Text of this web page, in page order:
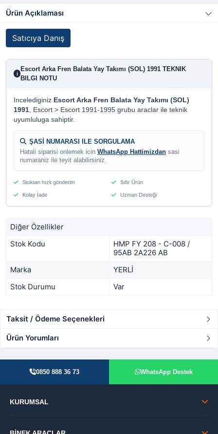
Ürün Açıklaması
Satıcıya Danış
i
Escort Arka Fren Balata Yay Takımı (SOL) 1991 TEKNIK
BILGI NOTU
Incelediginiz Escort Arka Fren Balata Yay Takımı (SOL)
1991, Escort > Escort 1991-1995 grubu araclar ile teknik
uyumluluga sahiptir.
ŞASİ NUMARASI ILE SORGULAMA
Hatali siparisi onlemek icin WhatsApp Hattimizdan sasi
numaraniz ile teyit alabilirsiniz.
Stoktan hızlı gönderim Sıfır Ürün
Kolay İade Uzman Desteği
Diğer Özellikler
Stok Kodu
HMP FY 208 - C-008 /
95AB 2A226 AB
Marka
YERLİ
Stok Durumu
Var
Taksit / Ödeme Seçenekleri
Ürün Yorumları
0850 888 36 73 WhatsApp Destek
KURUMSAL